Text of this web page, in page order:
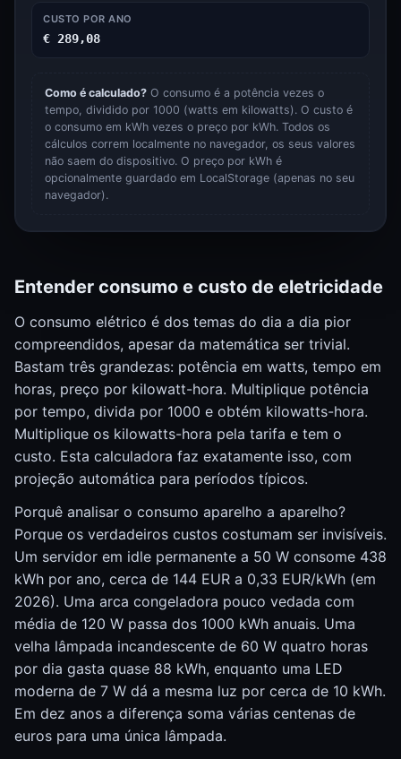
CUSTO POR ANO
€ 289,08
Como é calculado? O consumo é a potência vezes o
tempo, dividido por 1000 (watts em kilowatts). O custo é
o consumo em kWh vezes o preço por kWh. Todos os
cálculos correm localmente no navegador, os seus valores
não saem do dispositivo. O preço por kWh é
opcionalmente guardado em LocalStorage (apenas no seu
navegador).
Entender consumo e custo de eletricidade
O consumo elétrico é dos temas do dia a dia pior
compreendidos, apesar da matemática ser trivial.
Bastam três grandezas: potência em watts, tempo em
horas, preço por kilowatt-hora. Multiplique potência
por tempo, divida por 1000 e obtém kilowatts-hora.
Multiplique os kilowatts-hora pela tarifa e tem o
custo. Esta calculadora faz exatamente isso, com
projeção automática para períodos típicos.
Porquê analisar o consumo aparelho a aparelho?
Porque os verdadeiros custos costumam ser invisíveis.
Um servidor em idle permanente a 50 W consome 438
kWh por ano, cerca de 144 EUR a 0,33 EUR/kWh (em
2026). Uma arca congeladora pouco vedada com
média de 120 W passa dos 1000 kWh anuais. Uma
velha lâmpada incandescente de 60 W quatro horas
por dia gasta quase 88 kWh, enquanto uma LED
moderna de 7 W dá a mesma luz por cerca de 10 kWh.
Em dez anos a diferença soma várias centenas de
euros para uma única lâmpada.